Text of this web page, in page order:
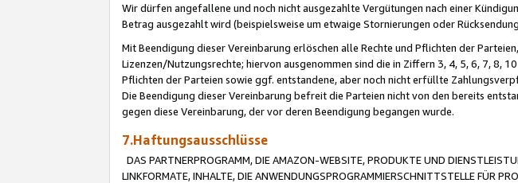
Wir dürfen angefallene und noch nicht ausgezahlte Vergütungen nach einer
Betrag ausgezahlt wird (beispielsweise um etwaige Stornierungen oder
Mit Beendigung dieser Vereinbarung erlöschen alle Rechte und Pflichten der
Lizenzen/Nutzungsrechte; hiervon ausgenommen sind die in Ziffern 3, 4, 5, 6, 7, 8,
Pflichten der Parteien sowie ggf. entstandene, aber noch nicht erfüllte
Die Beendigung dieser Vereinbarung befreit die Parteien nicht von den bereits
gegen diese Vereinbarung, der vor deren Beendigung begangen wurde.
7.Haftungsausschlüsse
DAS PARTNERPROGRAMM, DIE AMAZON-WEBSITE, PRODUKTE UND
LINKFORMATE, INHALTE, DIE ANWENDUNGSPROGRAMMIERSCHNITTSTELLE FÜR